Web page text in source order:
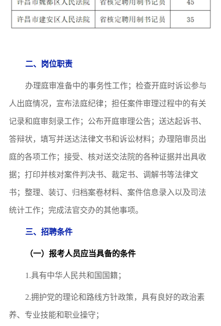
二、岗位职责
办理庭审准备中的事务性工作；检查开庭时诉讼参与
人出庭情况，宣布法庭纪律；担任案件审理过程中的有关
记录和庭审刻录工作；公布开庭审理公告；送达起诉书、
答辩状，填写并送达法律文书和诉讼材料；办理陪审员出
庭的各项工作；接受、核对送交法院的各种证据并出具收
据；打印并核对案件判决书、裁定书、调解书等法律文
书；整理、装订、归档案卷材料、案件信息录入以及司法
统计工作；完成法官交办的其他事项。
三、招聘条件
（一）报考人员应当具备的条件
1.具有中华人民共和国国籍；
2.拥护党的理论和路线方针政策，具有良好的政治素
养、专业技能和职业操守；